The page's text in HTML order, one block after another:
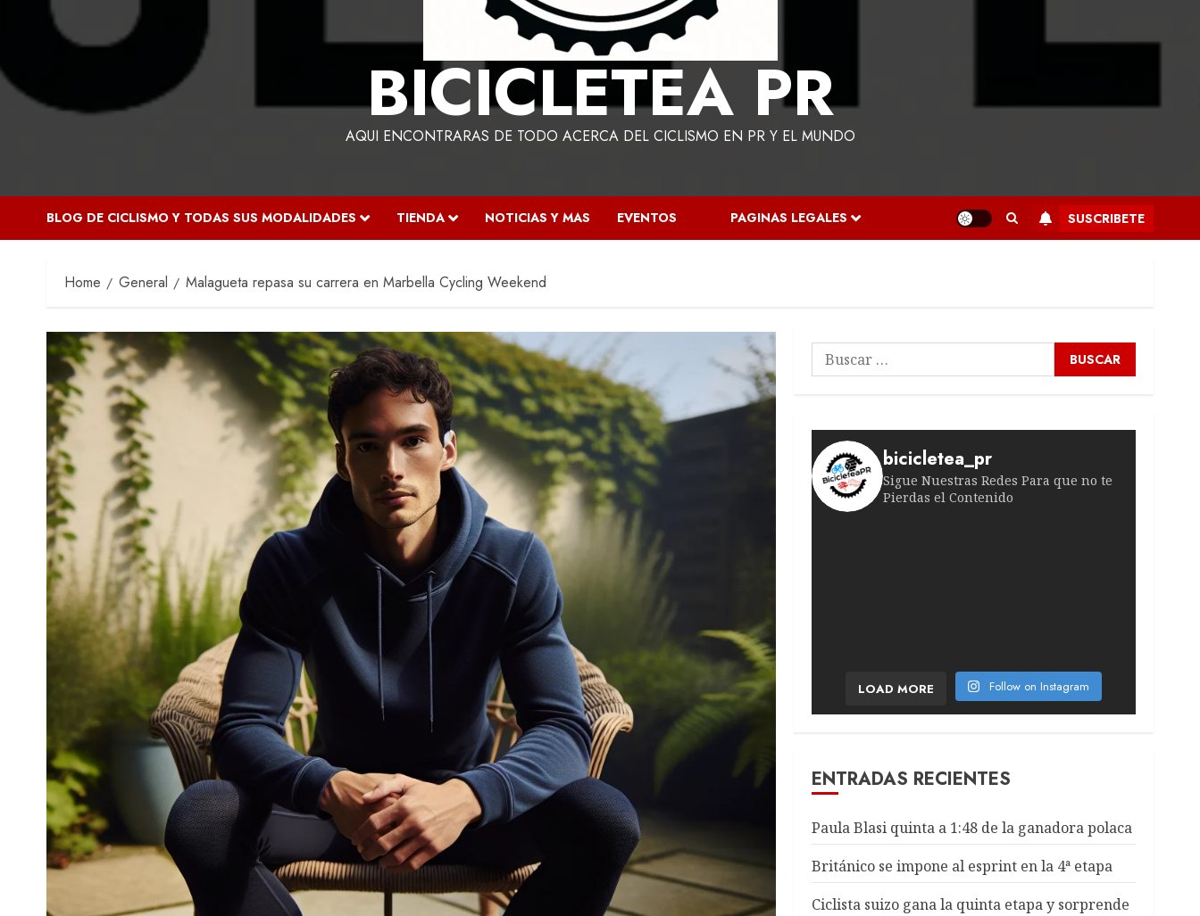
BICICLETEA PR
AQUI ENCONTRARAS DE TODO ACERCA DEL CICLISMO EN PR Y EL MUNDO
BLOG DE CICLISMO Y TODAS SUS MODALIDADES TIENDA NOTICIAS Y MAS EVENTOS PAGINAS LEGALES SUSCRIBETE
Home General Malagueta repasa su carrera en Marbella Cycling Weekend
Buscar:
bicicletea_pr
Sigue Nuestras Redes Para que no te
Pierdas el Contenido
LOAD MORE Follow on Instagram
ENTRADAS RECIENTES
Paula Blasi quinta a 1:48 de la ganadora polaca
Británico se impone al esprint en la 4ª etapa
Ciclista suizo gana la quinta etapa y sorprende